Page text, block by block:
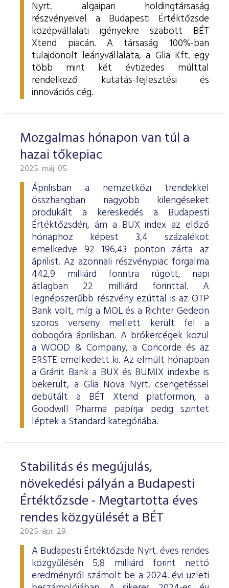
Nyrt. algaipari holdingtársaság
részvényeivel a Budapesti Értéktőzsde
középvállalati igényekre szabott BÉT
Xtend piacán. A társaság 100%-ban
tulajdonolt leányvállalata, a Glia Kft. egy
több mint két évtizedes múlttal
rendelkező kutatás-fejlesztési és
innovációs cég.
Mozgalmas hónapon van túl a
hazai tőkepiac
2025. máj. 05.
Áprilisban a nemzetközi trendekkel
összhangban nagyobb kilengéseket
produkált a kereskedés a Budapesti
Értéktőzsdén, ám a BUX index az előző
hónaphoz képest 3,4 százalékot
emelkedve 92 196,43 ponton zárta az
áprilist. Az azonnali részvénypiac forgalma
442,9 milliárd forintra rúgott, napi
átlagban 22 milliárd forinttal. A
legnépszerűbb részvény ezúttal is az OTP
Bank volt, míg a MOL és a Richter Gedeon
szoros verseny mellett került fel a
dobogóra áprilisban. A brókercégek közül
a WOOD & Company, a Concorde és az
ERSTE emelkedett ki. Az elmúlt hónapban
a Gránit Bank a BUX és BUMIX indexbe is
bekerült, a Glia Nova Nyrt. csengetéssel
debütált a BÉT Xtend platformon, a
Goodwill Pharma papírjai pedig szintet
léptek a Standard kategóriába.
Stabilitás és megújulás,
növekedési pályán a Budapesti
Értéktőzsde - Megtartotta éves
rendes közgyülését a BÉT
2025. ápr. 29.
A Budapesti Értéktőzsde Nyrt. éves rendes
közgyűlésén 5,8 milliárd forint nettó
eredményről számolt be a 2024. évi üzleti